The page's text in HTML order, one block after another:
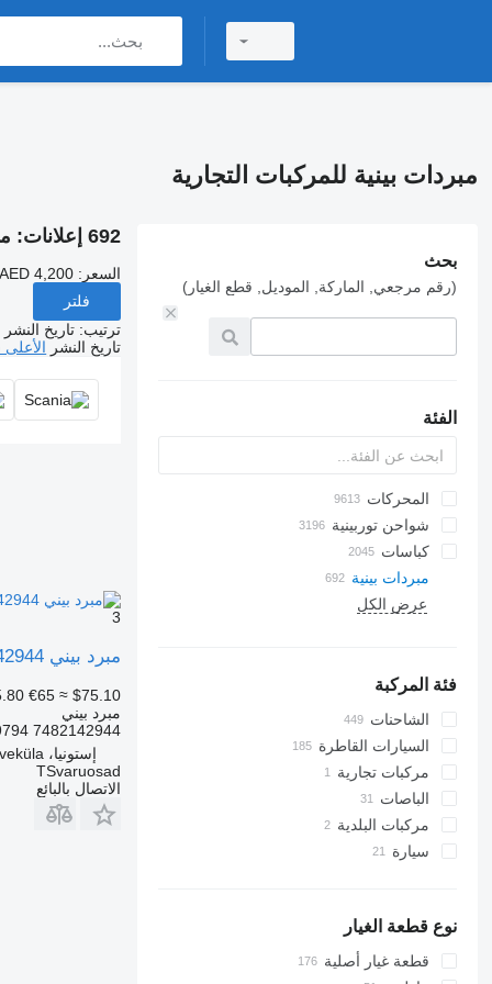
مبردات بينية للمركبات التجارية
بحث
(رقم مرجعي, الماركة, الموديل, قطع الغيار)
الفئة
المحركات
شواحن توربينية
كباسات
مبردات بينية
عرض الكل
فئة المركبة
الشاحنات
السيارات القاطرة
مركبات تجارية
الباصات
مركبات البلدية
آليات الإسعاف والإنقاذ والإطفاءسيارة
نوع قطعة الغيار
قطعة غيار أصلية
692 إعلانات:
السعر: 4,200
فلتر
ترتيب: تاريخ النشر
تاريخ النشر
3
مبرد بيني Volvo Intercooler radiator 7482142944 لـ السيارات القاطرة Volvo FL-240
€65 ≈ $75.10
مبرد بيني
7482142944 7420809794, 5001873750, 5001873754, 7482142855, 20810103, 20828126, 85003061, 85006666,...
إستونيا، Kõrveküla
TSvaruosad
الاتصال بالبائع